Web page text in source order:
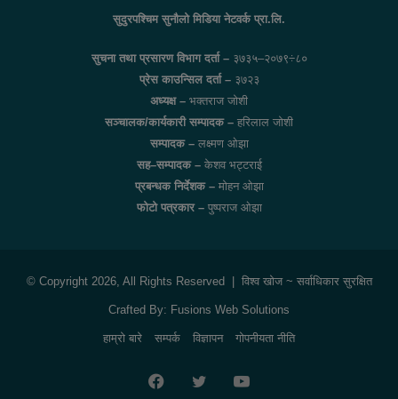
सुदुरपश्चिम सुनौलो मिडिया नेटवर्क प्रा.लि.
सुचना तथा प्रसारण विभाग दर्ता – ३७३५–२०७९÷८०
प्रेस काउन्सिल दर्ता – ३७२३
अध्यक्ष – भक्तराज जोशी
सञ्चालक/कार्यकारी सम्पादक – हरिलाल जोशी
सम्पादक –लक्ष्मण ओझा
सह–सम्पादक –केशव भट्टराई
प्रबन्धक निर्देशक –मोहन ओझा
फोटो पत्रकार –पुष्पराज ओझा
© Copyright 2026, All Rights Reserved | विश्व खोज~ सर्वाधिकार सुरक्षित
Crafted By: Fusions Web Solutions
हाम्रो बारे सम्पर्क विज्ञापन गोपनीयता नीति
Facebook
Twitter